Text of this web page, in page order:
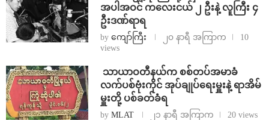
အပါအဝင် ကလေးငယ် ၂ ဦးနဲ့ လူကြီး ၄
ဦးဒဏ်ရာရ
by ကျော်ကြီး ၂၀ နာရီ အကြာက
10
views
⁩ ⁨သာယာဝတီနယ်က စစ်တပ်အမာခံ
လက်ပစ်ဗုံးကိုင် အုပ်ချုပ်ရေးမှူးနဲ့ ရာအိမ်
မှူးတို့ ပစ်ခတ်ခံရ
by MLAT ၂၁ နာရီ အကြာက 20 views